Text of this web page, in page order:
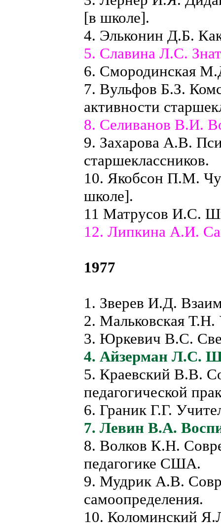
[в школе].
4. Эльконин Д.Б.
5. Славина Л.С.
6. Смородинская
7. Вульфов Б.З.
активности
8. Селиванов В.И.
9. Захарова А.В.
старшеклассников.
10. Якобсон П.М.
школе].
11 Матрусов И.С.
12. Липкина А.И.
1977
1. Зверев И.Д.
2. Мальковская Т.Н.
3. Юркевич В.С.
4. Айзерман Л.С.
5. Краевский В.В.
педагогической
6. Граник Г.Г.
7. Левин В.А.
8. Волков К.Н.
педагогике США.
9. Мудрик А.В.
самоопределения.
10. Коломинский